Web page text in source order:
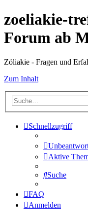
zoeliakie-
Forum ab
Zöliakie - Fragen und
Zum Inhalt
Schnellzugriff
Aktive
Suche
FAQ
Anmelden